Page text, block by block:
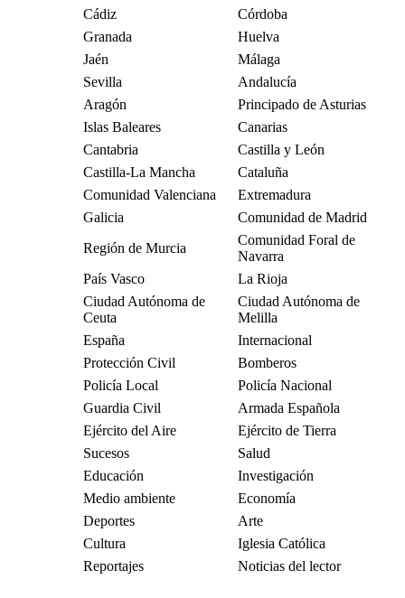
Cádiz
Córdoba
Granada
Huelva
Jaén
Málaga
Sevilla
Andalucía
Aragón
Principado de Asturias
Islas Baleares
Canarias
Cantabria
Castilla y León
Castilla-La Mancha
Cataluña
Comunidad Valenciana
Extremadura
Galicia
Comunidad de Madrid
Región de Murcia
Comunidad Foral de
Navarra
País Vasco
La Rioja
Ciudad Autónoma de
Ceuta
Ciudad Autónoma de
Melilla
España
Internacional
Protección Civil
Bomberos
Policía Local
Policía Nacional
Guardia Civil
Armada Española
Ejército del Aire
Ejército de Tierra
Sucesos
Salud
Educación
Investigación
Medio ambiente
Economía
Deportes
Arte
Cultura
Iglesia Católica
Reportajes
Noticias del lector